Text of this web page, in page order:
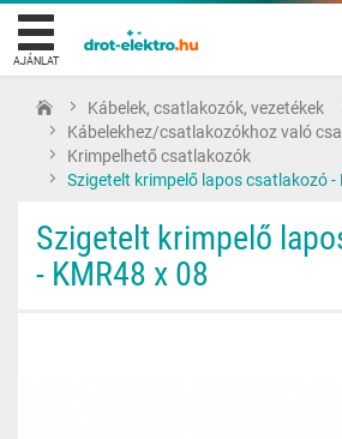
AJÁNLAT
Kábelek, csatlakozók, vezetékek
Kábelekhez/csatlakozókhoz való
Krimpelhető csatlakozók
Szigetelt krimpelő lapos csatlakozó -
Szigetelt krimpelő
- KMR48 x 08